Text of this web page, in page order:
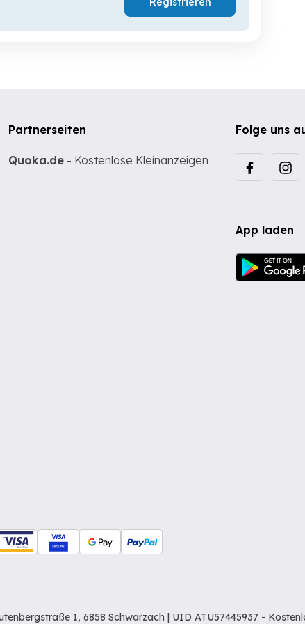
Folge uns
App laden
Partnerseiten
Quoka.de - Kostenlose Kleinanzeigen
1, 6858 Schwarzach | UID ATU57445937 -